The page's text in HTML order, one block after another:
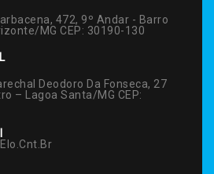
472, 9º Andar - Barro
MG CEP: 30190-130
Deodoro Da Fonseca, 27
– Lagoa Santa/MG CEP: